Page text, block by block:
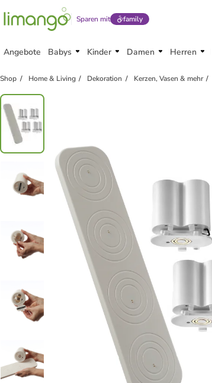
Sparen mit family
Angebote Babys Kinder Damen Herren
Shop Home & Living Dekoration Kerzen, Vasen & mehr